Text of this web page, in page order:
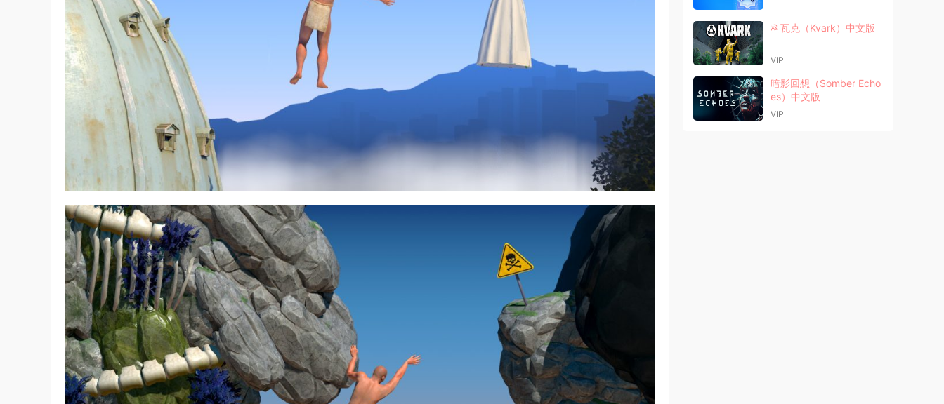
科瓦克（Kvark）中文版
VIP
暗影回想（Somber Echo
es）中文版
VIP